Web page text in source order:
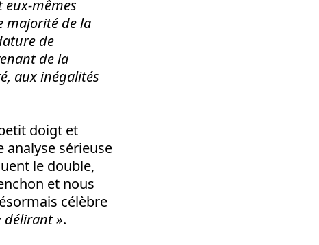
eux-mêmes
majorité de la
de
de la
aux inégalités
doigt et
analyse sérieuse
le double,
et nous
célèbre
délirant ».